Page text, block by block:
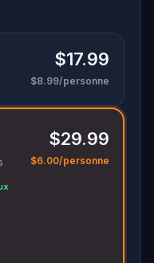
his blade?
$17.99
$8.99/personne
$29.99
$6.00/personne